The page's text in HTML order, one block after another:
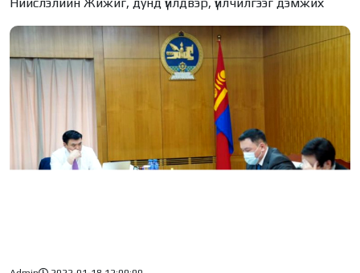
Нийслэлийн Жижиг, дунд үйлдвэр, үйлчилгээг дэмжих